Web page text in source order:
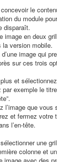
le
du module
disparaît.
image en deux
la version mobile.
image qui
sur ces trois
et sélectionnez
exemple le
l’image que vous
et fermez votre
l’en-tête.
une
colonne et